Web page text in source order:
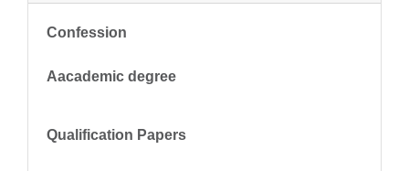
Confession
Aacademic degree
Qualification Papers